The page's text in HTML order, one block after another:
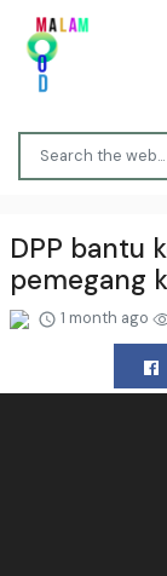
DPP bantu
pemegang
1 month ago